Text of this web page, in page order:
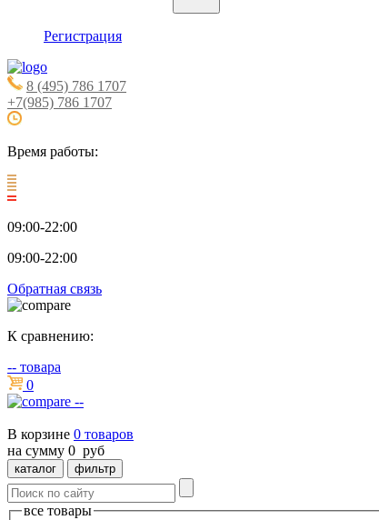
Регистрация
8 (495) 786 1707
+7(985) 786 1707
Время работы:
09:00-22:00
09:00-22:00
Обратная связь
К сравнению:
-- товара
0
--
В корзине 0 товаров
на сумму 0 руб
каталог фильтр
все товары